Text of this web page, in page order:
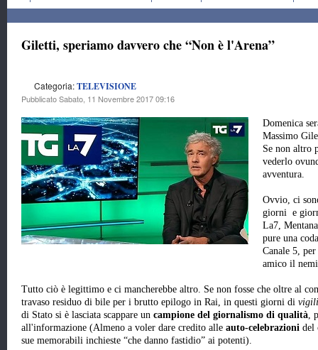
Giletti, speriamo davvero che “Non è l'Arena”
Categoria:TELEVISIONE
Pubblicato Sabato, 11 Novembre 2017 09:16
Domenica
Massimo
Se non altro
vederlo
avventura.
Ovvio, ci
giorni e
La7,
pure una
Canale 5,
amico il
Tutto ciò è legittimo e ci mancherebbe altro. Se non fosse che oltre al
travaso residuo di bile per i brutto epilogo in Rai, in questi giorni di
di Stato si è lasciata scappare un campione del giornalismo di qualità,
all'informazione (Almeno a voler dare credito alle auto-celebrazioni del
sue memorabili inchieste “che danno fastidio” ai potenti).